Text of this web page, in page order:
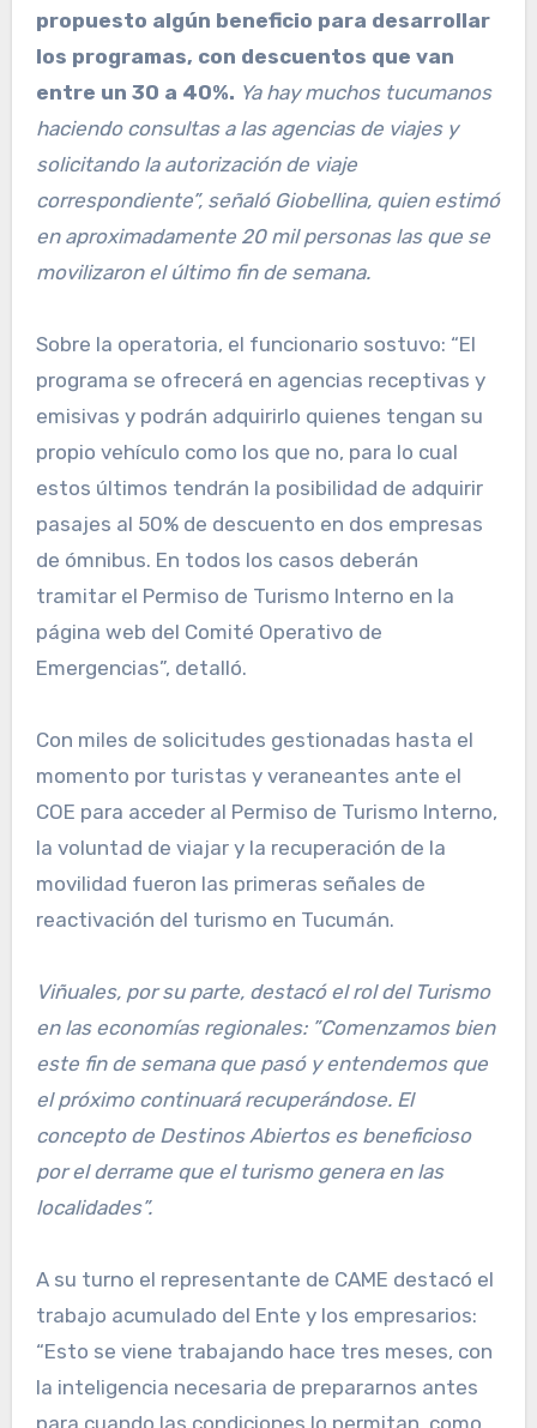
propuesto algún beneficio para desarrollar
los programas, con descuentos que van
entre un 30 a 40%. Ya hay muchos tucumanos
haciendo consultas a las agencias de viajes y
solicitando la autorización de viaje
correspondiente”, señaló Giobellina, quien estimó
en aproximadamente 20 mil personas las que se
movilizaron el último fin de semana.
Sobre la operatoria, el funcionario sostuvo: “El
programa se ofrecerá en agencias receptivas y
emisivas y podrán adquirirlo quienes tengan su
propio vehículo como los que no, para lo cual
estos últimos tendrán la posibilidad de adquirir
pasajes al 50% de descuento en dos empresas
de ómnibus. En todos los casos deberán
tramitar el Permiso de Turismo Interno en la
página web del Comité Operativo de
Emergencias”, detalló.
Con miles de solicitudes gestionadas hasta el
momento por turistas y veraneantes ante el
COE para acceder al Permiso de Turismo Interno,
la voluntad de viajar y la recuperación de la
movilidad fueron las primeras señales de
reactivación del turismo en Tucumán.
Viñuales, por su parte, destacó el rol del Turismo
en las economías regionales: ”Comenzamos bien
este fin de semana que pasó y entendemos que
el próximo continuará recuperándose. El
concepto de Destinos Abiertos es beneficioso
por el derrame que el turismo genera en las
localidades”.
A su turno el representante de CAME destacó el
trabajo acumulado del Ente y los empresarios:
“Esto se viene trabajando hace tres meses, con
la inteligencia necesaria de prepararnos antes